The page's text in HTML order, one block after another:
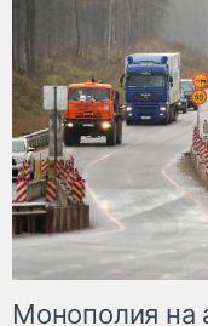
Монополия на